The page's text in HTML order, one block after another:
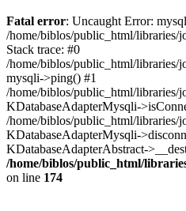
Fatal error: Uncaught Error:
/home/biblos/public_html/libraries/
Stack trace: #0
/home/biblos/public_html/libraries/
mysqli->ping() #1
/home/biblos/public_html/libraries/
KDatabaseAdapterMysqli-
/home/biblos/public_html/libraries/
KDatabaseAdapterMysqli-
KDatabaseAdapterAbstract-
/home/biblos/public_html/
on line 174